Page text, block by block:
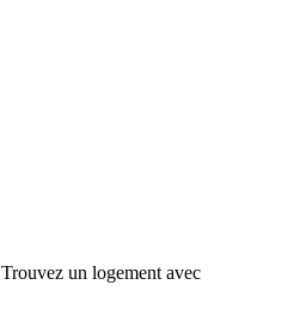
Trouvez un logement avec